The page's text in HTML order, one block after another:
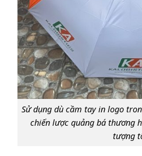
Sử dụng dù cầm tay in logo
chiến lược quảng bá thương
tượng